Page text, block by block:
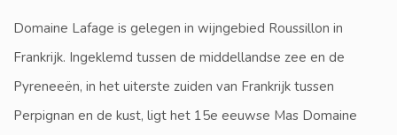
Domaine Lafage is gelegen in wijngebied Roussillon in
Frankrijk. Ingeklemd tussen de middellandse zee en de
Pyreneeën, in het uiterste zuiden van Frankrijk tussen
Perpignan en de kust, ligt het 15e eeuwse Mas Domaine